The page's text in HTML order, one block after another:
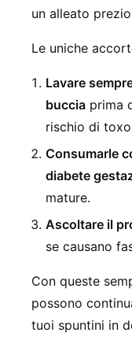
un alleato
Le uniche
Lavare
buccia prima
rischio di
Consumarle
diabete
mature.
Ascoltare il
se causano
Con queste
possono
tuoi spuntini in